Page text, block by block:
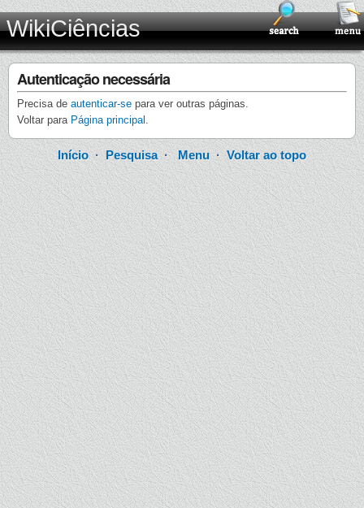
WikiCiências
Autenticação necessária
Precisa de autenticar-se para ver outras páginas.
Voltar para Página principal .
Início · Pesquisa·Menu ·Voltar ao topo